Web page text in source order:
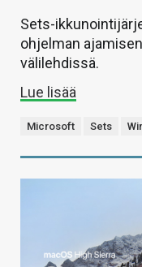
Sets-
ohjelman
välilehdissä.
Lue lisää
Microsoft Sets